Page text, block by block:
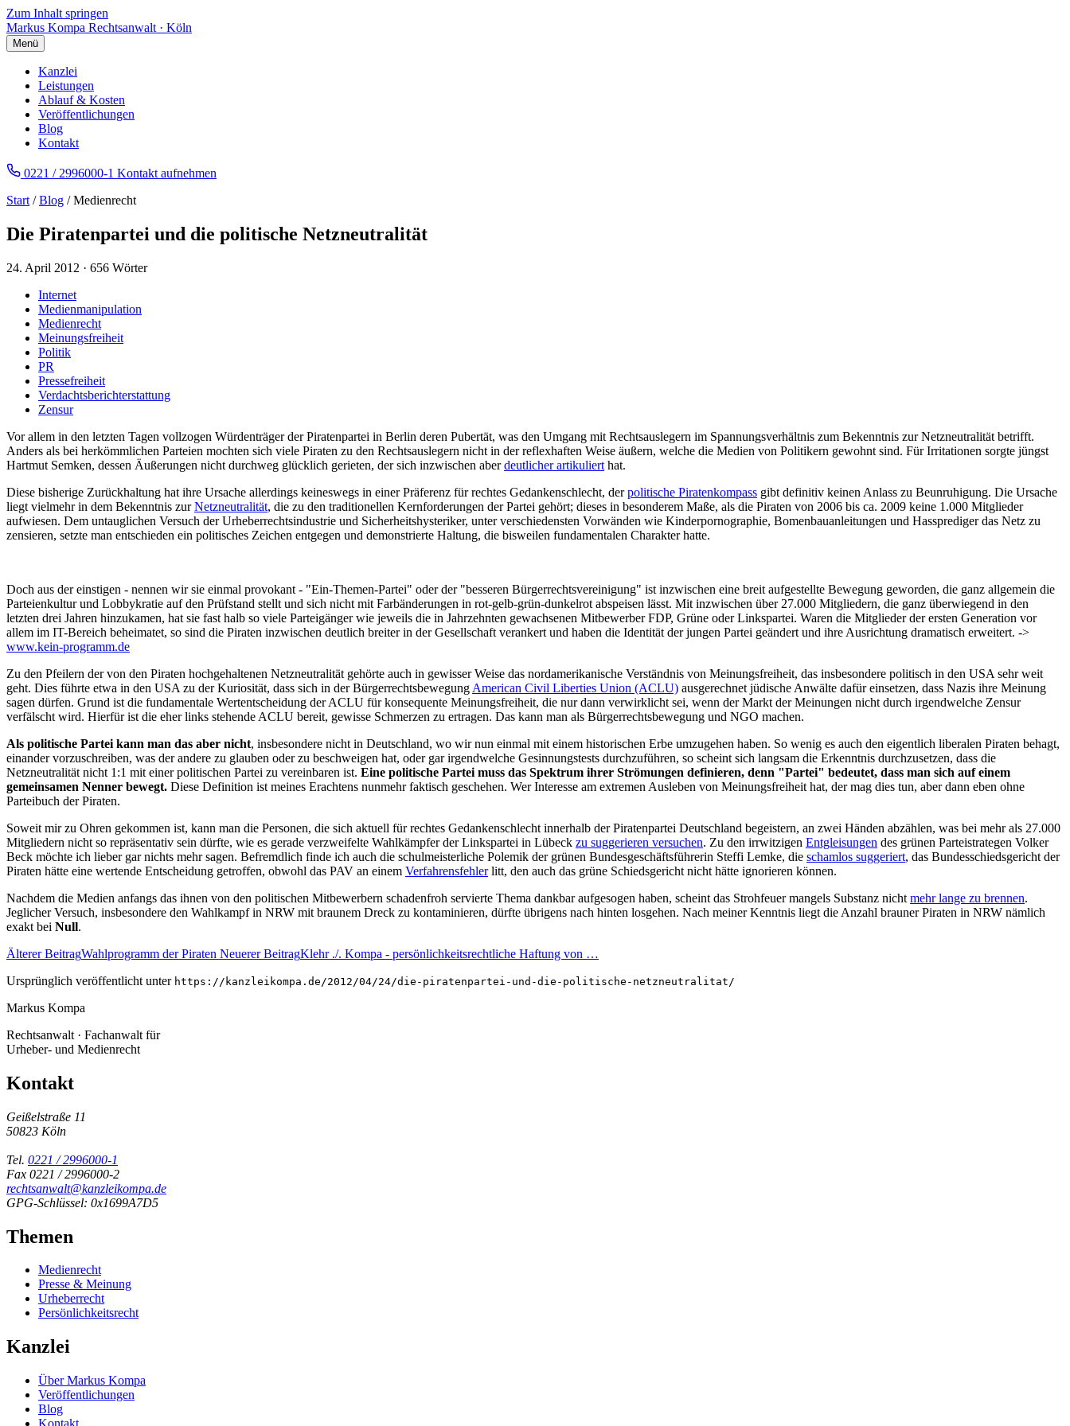
Zum Inhalt springen
Markus Kompa Rechtsanwalt · Köln
Menü
Kanzlei
Leistungen
Ablauf & Kosten
Veröffentlichungen
Blog
Kontakt
0221 / 2996000-1 Kontakt aufnehmen
Start /Blog / Medienrecht
Die Piratenpartei und die politische Netzneutralität
24. April 2012 · 656 Wörter
Internet
Medienmanipulation
Medienrecht
Meinungsfreiheit
Politik
PR
Pressefreiheit
Verdachtsberichterstattung
Zensur
Vor allem in den letzten Tagen vollzogen Würdenträger der Piratenpartei in Berlin deren Pubertät, was den Umgang mit Rechtsauslegern im Spannungsverhältnis zum Bekenntnis zur Netzneutralität betrifft.
Anders als bei herkömmlichen Parteien mochten sich viele Piraten zu den Rechtsauslegern nicht in der reflexhaften Weise äußern, welche die Medien von Politikern gewohnt sind. Für Irritationen sorgte jüngst
Hartmut Semken, dessen Äußerungen nicht durchweg glücklich gerieten, der sich inzwischen aberdeutlicher artikuliert hat.
Diese bisherige Zurückhaltung hat ihre Ursache allerdings keineswegs in einer Präferenz für rechtes Gedankenschlecht, derpolitische Piratenkompass gibt definitiv keinen Anlass zu Beunruhigung. Die Ursache
liegt vielmehr in dem Bekenntnis zurNetzneutralität, die zu den traditionellen Kernforderungen der Partei gehört; dieses in besonderem Maße, als die Piraten von 2006 bis ca. 2009 keine 1.000 Mitglieder
aufwiesen. Dem untauglichen Versuch der Urheberrechtsindustrie und Sicherheitshysteriker, unter verschiedensten Vorwänden wie Kinderpornographie, Bomenbauanleitungen und Hassprediger das Netz zu
zensieren, setzte man entschieden ein politisches Zeichen entgegen und demonstrierte Haltung, die bisweilen fundamentalen Charakter hatte.
Doch aus der einstigen - nennen wir sie einmal provokant - "Ein-Themen-Partei" oder der "besseren Bürgerrechtsvereinigung" ist inzwischen eine breit aufgestellte Bewegung geworden, die ganz allgemein die
Parteienkultur und Lobbykratie auf den Prüfstand stellt und sich nicht mit Farbänderungen in rot-gelb-grün-dunkelrot abspeisen lässt. Mit inzwischen über 27.000 Mitgliedern, die ganz überwiegend in den
letzten drei Jahren hinzukamen, hat sie fast halb so viele Parteigänger wie jeweils die in Jahrzehnten gewachsenen Mitbewerber FDP, Grüne oder Linkspartei. Waren die Mitglieder der ersten Generation vor
allem im IT-Bereich beheimatet, so sind die Piraten inzwischen deutlich breiter in der Gesellschaft verankert und haben die Identität der jungen Partei geändert und ihre Ausrichtung dramatisch erweitert. ->
www.kein-programm.de
Zu den Pfeilern der von den Piraten hochgehaltenen Netzneutralität gehörte auch in gewisser Weise das nordamerikanische Verständnis von Meinungsfreiheit, das insbesondere politisch in den USA sehr weit
geht. Dies führte etwa in den USA zu der Kuriosität, dass sich in der Bürgerrechtsbewegung American Civil Liberties Union (ACLU) ausgerechnet jüdische Anwälte dafür einsetzen, dass Nazis ihre Meinung
sagen dürfen. Grund ist die fundamentale Wertentscheidung der ACLU für konsequente Meinungsfreiheit, die nur dann verwirklicht sei, wenn der Markt der Meinungen nicht durch irgendwelche Zensur
verfälscht wird. Hierfür ist die eher links stehende ACLU bereit, gewisse Schmerzen zu ertragen. Das kann man als Bürgerrechtsbewegung und NGO machen.
Als politische Partei kann man das aber nicht, insbesondere nicht in Deutschland, wo wir nun einmal mit einem historischen Erbe umzugehen haben. So wenig es auch den eigentlich liberalen Piraten behagt,
einander vorzuschreiben, was der andere zu glauben oder zu beschweigen hat, oder gar irgendwelche Gesinnungstests durchzuführen, so scheint sich langsam die Erkenntnis durchzusetzen, dass die
Netzneutralität nicht 1:1 mit einer politischen Partei zu vereinbaren ist. Eine politische Partei muss das Spektrum ihrer Strömungen definieren, denn "Partei" bedeutet, dass man sich auf einem
gemeinsamen Nenner bewegt. Diese Definition ist meines Erachtens nunmehr faktisch geschehen. Wer Interesse am extremen Ausleben von Meinungsfreiheit hat, der mag dies tun, aber dann eben ohne
Parteibuch der Piraten.
Soweit mir zu Ohren gekommen ist, kann man die Personen, die sich aktuell für rechtes Gedankenschlecht innerhalb der Piratenpartei Deutschland begeistern, an zwei Händen abzählen, was bei mehr als 27.000
Mitgliedern nicht so repräsentativ sein dürfte, wie es gerade verzweifelte Wahlkämpfer der Linkspartei in Lübeck zu suggerieren versuchen. Zu den irrwitzigen Entgleisungen des grünen Parteistrategen Volker
Beck möchte ich lieber gar nichts mehr sagen. Befremdlich finde ich auch die schulmeisterliche Polemik der grünen Bundesgeschäftsführerin Steffi Lemke, die schamlos suggeriert, das Bundesschiedsgericht der
Piraten hätte eine wertende Entscheidung getroffen, obwohl das PAV an einem Verfahrensfehlerlitt, den auch das grüne Schiedsgericht nicht hätte ignorieren können.
Nachdem die Medien anfangs das ihnen von den politischen Mitbewerbern schadenfroh servierte Thema dankbar aufgesogen haben, scheint das Strohfeuer mangels Substanz nicht mehr lange zu brennen.
Jeglicher Versuch, insbesondere den Wahlkampf in NRW mit braunem Dreck zu kontaminieren, dürfte übrigens nach hinten losgehen. Nach meiner Kenntnis liegt die Anzahl brauner Piraten in NRW nämlich
exakt bei Null.
Älterer BeitragWahlprogramm der Piraten Neuerer BeitragKlehr ./. Kompa - persönlichkeitsrechtliche Haftung von …
Ursprünglich veröffentlicht unter https://kanzleikompa.de/2012/04/24/die-piratenpartei-und-die-politische-netzneutralitat/
Markus Kompa
Rechtsanwalt · Fachanwalt für
Urheber- und Medienrecht
Kontakt
Geißelstraße 11
50823 Köln
Tel. 0221 / 2996000-1
Fax 0221 / 2996000-2
rechtsanwalt@kanzleikompa.de
GPG-Schlüssel: 0x1699A7D5
Themen
Medienrecht
Presse & Meinung
Urheberrecht
Persönlichkeitsrecht
Kanzlei
Über Markus Kompa
Veröffentlichungen
Blog